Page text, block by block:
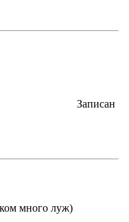
Записан
много луж)